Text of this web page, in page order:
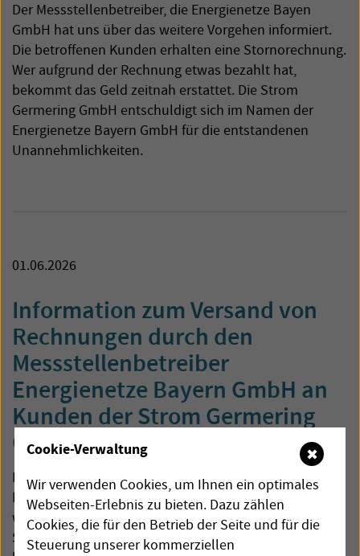
Der Messstellenbetreiber, die Energienetze Bayen
GmbH hat uns über das weitere Vorgehen informiert.
Die betroffenen Kunden erhalten eine Stornorechnung.
Wer aufgrund der Rechnung etwas bezahlt hat,
bekommt das Geld zeitnah erstattet. Die Strom
Germering GmbH entschuldigt sich im Namen der
Energienetze Bayern GmbH für die entstandenen
Unannehmlichkeiten.
01.06.2026
Information zum Versand von
Rechnungen durch den
Messstellenbetreiber
Energienetze Bayern GmbH an
Kunden der Strom Germering
GmbH
Die Energienetze Bayern GmbH ist
Messstellenbetreiber in Germering. Die Messkosten
werden in der Regel vom Messstellenbetreiber an die
Strom Germering GmbH verrechnet und Sie als Kunde
Cookie-Verwaltung
Wir verwenden Cookies, um Ihnen ein optimales
Webseiten-Erlebnis zu bieten. Dazu zählen
Cookies, die für den Betrieb der Seite und für die
Steuerung unserer kommerziellen
✖